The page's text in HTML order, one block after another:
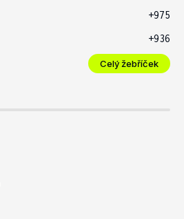
+975
+936
Celý žebříček